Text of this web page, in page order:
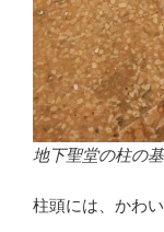
地下聖堂の柱の
柱頭には、かわ